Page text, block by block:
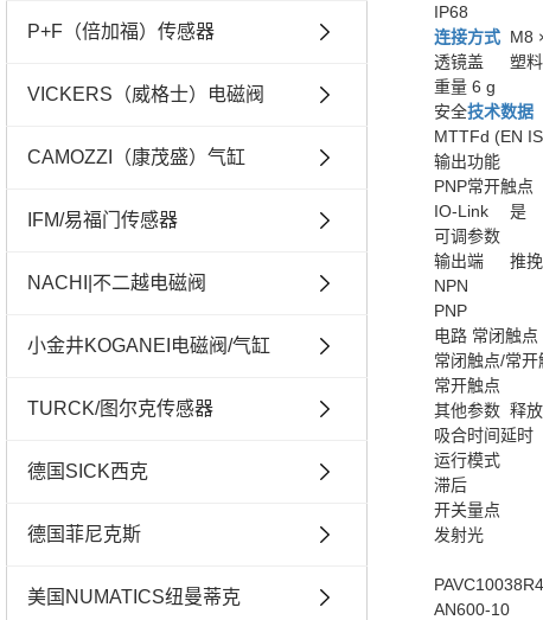
P+F（倍加福）传感器
VICKERS（威格士）电磁阀
CAMOZZI（康茂盛）气缸
IFM/易福门传感器
NACHI|不二越电磁阀
小金井KOGANEI电磁阀/气缸
TURCK/图尔克传感器
德国SICK西克
德国菲尼克斯
美国NUMATICS纽曼蒂克
IP68
连接方式 M8
透镜盖
塑
重量 6 g
安全技术数据
MTTFd (EN
输出功能
PNP常开触点
IO-Link
是
可调参数
输出端
推
NPN
PNP
电路 常闭触点
常闭触点/常开
常开触点
其他参数 释
吸合时间延时
运行模式
滞后
开关量点
发射光
AN600-10